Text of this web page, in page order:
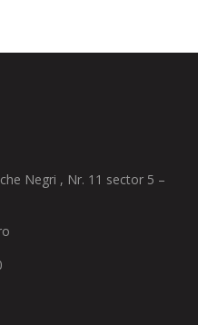
Negri , Nr. 11 sector 5 –